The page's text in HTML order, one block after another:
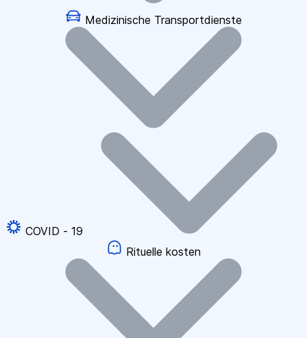
Medizinische Transportdienste
COVID - 19
Rituelle kosten